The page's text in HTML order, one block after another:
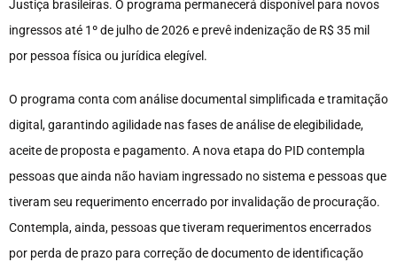
Justiça brasileiras. O programa permanecerá disponível para novos
ingressos até 1º de julho de 2026 e prevê indenização de R$ 35 mil
por pessoa física ou jurídica elegível.
O programa conta com análise documental simplificada e tramitação
digital, garantindo agilidade nas fases de análise de elegibilidade,
aceite de proposta e pagamento. A nova etapa do PID contempla
pessoas que ainda não haviam ingressado no sistema e pessoas que
tiveram seu requerimento encerrado por invalidação de procuração.
Contempla, ainda, pessoas que tiveram requerimentos encerrados
por perda de prazo para correção de documento de identificação